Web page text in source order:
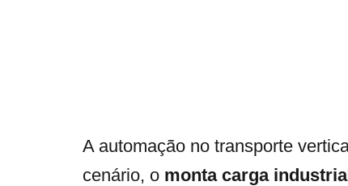
A automação no transporte
cenário, o monta carga